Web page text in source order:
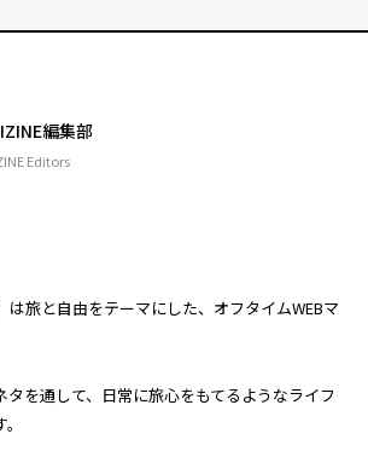
編集部
Editors
は旅と自由をテーマにした、オフタイムWEBマ
を通して、日常に旅心をもてるようなライフ